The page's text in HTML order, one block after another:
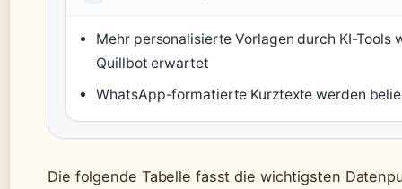
Mehr personalisierte Vorlagen durch KI-Tools
Quillbot erwartet
WhatsApp-formatierte Kurztexte werden
Die folgende Tabelle fasst die wichtigsten